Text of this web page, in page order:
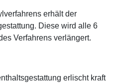
erhält der
Diese wird alle 6
Verfahrens verlängert.
erlischt kraft